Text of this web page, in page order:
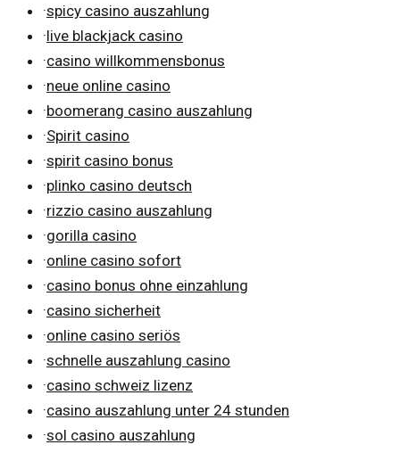
·spicy casino auszahlung
·live blackjack casino
·casino willkommensbonus
·neue online casino
·boomerang casino auszahlung
·Spirit casino
·spirit casino bonus
·plinko casino deutsch
·rizzio casino auszahlung
·gorilla casino
·online casino sofort
·casino bonus ohne einzahlung
·casino sicherheit
·online casino seriös
·schnelle auszahlung casino
·casino schweiz lizenz
·casino auszahlung unter 24 stunden
·sol casino auszahlung